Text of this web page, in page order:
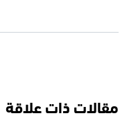
مقالات ذات علاقة